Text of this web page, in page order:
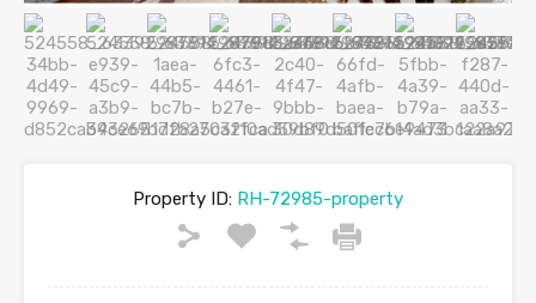
Property ID: RH-72985-property